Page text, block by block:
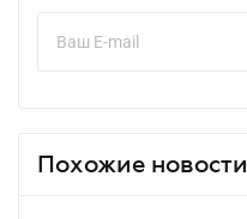
Похожие новости